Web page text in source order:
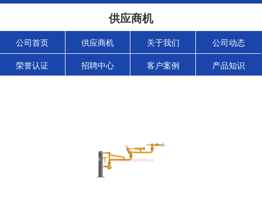
供应商机
公司首页 供应商机 关于我们 公司动态
荣誉认证 招聘中心 客户案例 产品知识